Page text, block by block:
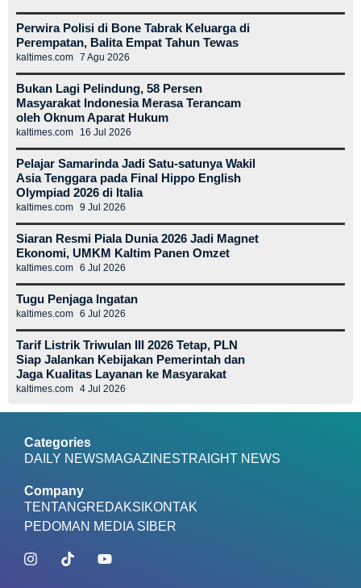
Perwira Polisi di Bone Tabrak Keluarga di
Perempatan, Balita Empat Tahun Tewas
kaltimes.com 7 Agu 2026
Bukan Lagi Pelindung, 58 Persen
Masyarakat Indonesia Merasa Terancam
oleh Oknum Aparat Hukum
kaltimes.com 16 Jul 2026
Pelajar Samarinda Jadi Satu-satunya Wakil
Asia Tenggara pada Final Hippo English
Olympiad 2026 di Italia
kaltimes.com 9 Jul 2026
Siaran Resmi Piala Dunia 2026 Jadi Magnet
Ekonomi, UMKM Kaltim Panen Omzet
kaltimes.com 6 Jul 2026
Tugu Penjaga Ingatan
kaltimes.com 6 Jul 2026
Tarif Listrik Triwulan III 2026 Tetap, PLN
Siap Jalankan Kebijakan Pemerintah dan
Jaga Kualitas Layanan ke Masyarakat
kaltimes.com 4 Jul 2026
Categories
DAILY NEWSMAGAZINESTRAIGHT NEWS
Company
TENTANGREDAKSI KONTAK
PEDOMAN MEDIA SIBER